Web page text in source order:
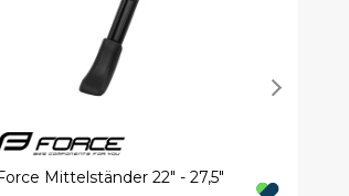
Mittelständer 22" - 27,5"